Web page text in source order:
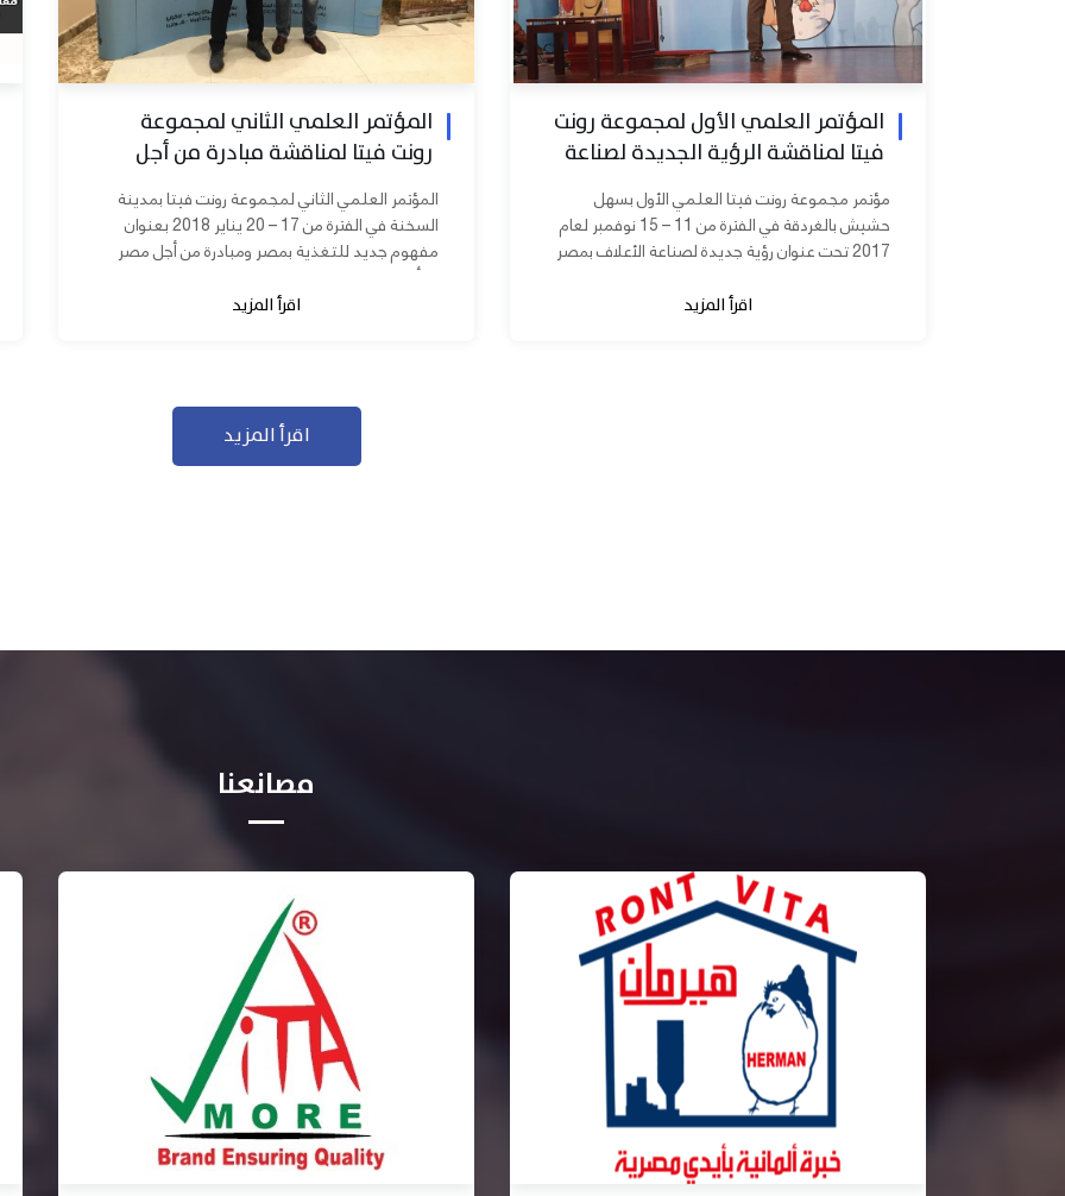
المؤتمر العلمي الأول لمجموعة رونت
فيتا لمناقشة الرؤية الجديدة لصناعة
الأعلاف بمصر
مؤتمر مجموعة رونت فيتا العلمي الأول بسهل
حشيش بالغردقة في الفترة من 11 – 15 نوفمبر لعام
2017 تحت عنوان رؤية جديدة لصناعة الأعلاف بمصر
اقرأ المزيد
المؤتمر العلمي الثاني لمجموعة
رونت فيتا لمناقشة مبادرة من أجل
مصر ابدأ مشروعك
المؤتمر العلمي الثاني لمجموعة رونت فيتا بمدينة
السخنة في الفترة من 17 – 20 يناير 2018 بعنوان
مفهوم جديد للتغذية بمصر ومبادرة من أجل مصر
ابدأ مشروعك بحضور عدد كبير من...
اقرأ المزيد
اقرأ المزيد
مصانعنا